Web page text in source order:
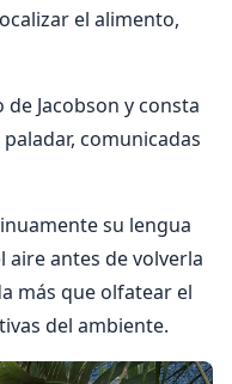
el alimento,
Jacobson y consta
comunicadas
su lengua
aire antes de volverla
más que olfatear el
del ambiente.